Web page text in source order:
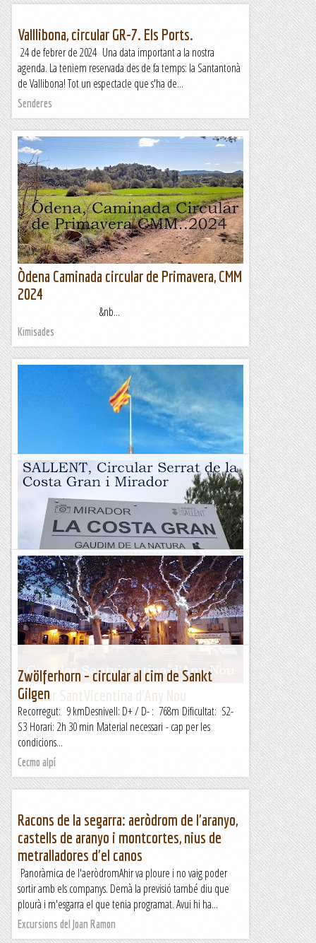
Valllibona, circular GR-7. Els Ports.
24 de febrer de 2024 Una data important a la nostra
agenda. La teniem reservada des de fa temps: la Santantonà
de Vallibona! Tot un espectacle que s'ha de...
Senderes
Òdena Caminada circular de Primavera, CMM
2024
&nb...
Kimisades
Puig-reig,. Circular del Turó de La Senyera
&nb...
Kimisades
Sallent, circular de la Costa Gran i Mirador
&nb...
Kimisades
Circular SantVicentina d'Any Nou
&nb...
Kimisades
Zwölferhorn – circular al cim de Sankt
Gilgen
Recorregut: 9 kmDesnivell: D+ / D- : 768m Dificultat: S2-
S3 Horari: 2h 30 min Material necessari - cap per les
condicions...
Cecmo alpí
Racons de la segarra: aeròdrom de l'aranyo,
castells de aranyo i montcortes, nius de
metralladores d'el canos
Panoràmica de l'aeròdromAhir va ploure i no vaig poder
sortir amb els companys. Demà la previsió també diu que
plourà i m'esgarra el que tenia programat. Avui hi ha...
Excursions del Joan Ramon